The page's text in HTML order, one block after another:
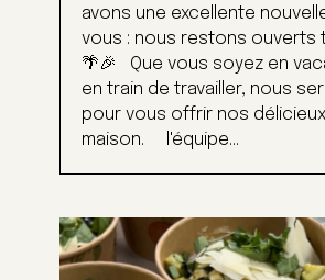
avons une excellente
vous : nous restons ouverts
🌴🎉 Que vous soyez en
en train de travailler, nous
pour vous offrir nos
maison. l'équipe...